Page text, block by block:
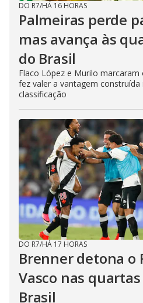
DO R7/HÁ 16 HORAS
Palmeiras perde
mas avança às
do Brasil
Flaco López e Murilo marcaram
fez valer a vantagem construída
classificação
DO R7/HÁ 17 HORAS
Brenner detona o
Vasco nas
Brasil